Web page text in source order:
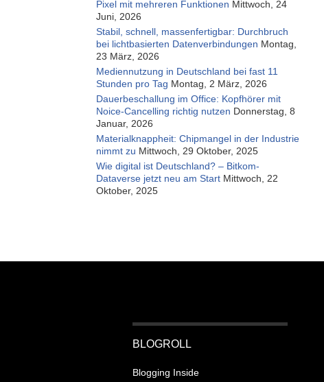
Pixel mit mehreren Funktionen Mittwoch, 24
Juni, 2026
Stabil, schnell, massenfertigbar: Durchbruch
bei lichtbasierten Datenverbindungen Montag,
23 März, 2026
Mediennutzung in Deutschland bei fast 11
Stunden pro Tag Montag, 2 März, 2026
Dauerbeschallung im Office: Kopfhörer mit
Noice-Cancelling richtig nutzen Donnerstag, 8
Januar, 2026
Materialknappheit: Chipmangel in der Industrie
nimmt zu Mittwoch, 29 Oktober, 2025
Wie digital ist Deutschland? – Bitkom-
Dataverse jetzt neu am Start Mittwoch, 22
Oktober, 2025
BLOGROLL
Blogging Inside